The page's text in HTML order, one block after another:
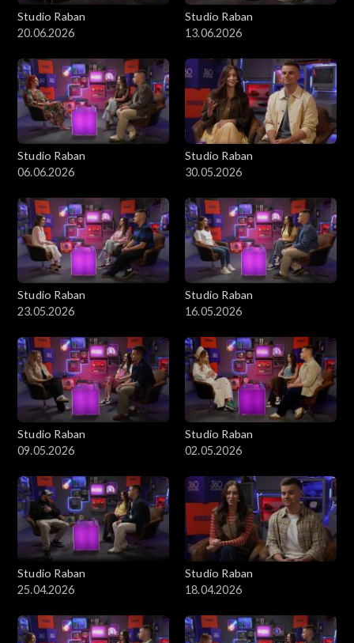
Studio Raban
20.06.2026
Studio Raban
13.06.2026
Studio Raban
06.06.2026
Studio Raban
30.05.2026
Studio Raban
23.05.2026
Studio Raban
16.05.2026
Studio Raban
09.05.2026
Studio Raban
02.05.2026
Studio Raban
25.04.2026
Studio Raban
18.04.2026